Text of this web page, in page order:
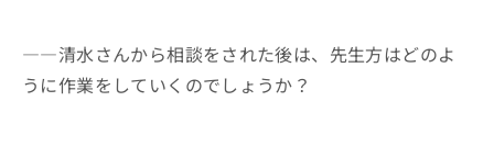
――清水さんから相談をされた後は、先生方はどのよ
うに作業をしていくのでしょうか？